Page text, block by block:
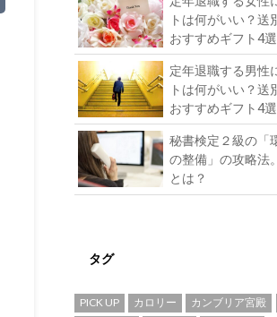
トは何がいい？送
おすすめギフト4選
定年退職する男性
トは何がいい？送
おすすめギフト4選
秘書検定２級の「
の整備」の攻略法
とは？
タグ
PICK UP カロリー カンブリア宮殿